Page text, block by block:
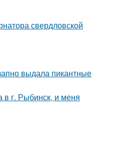
свердловской
выдала пикантные
в г. Рыбинск, и меня